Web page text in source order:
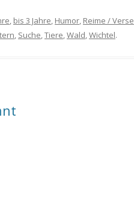
, bis 3 Jahre, Humor, Reime / Verse
, Suche,Tiere,Wald,Wichtel.